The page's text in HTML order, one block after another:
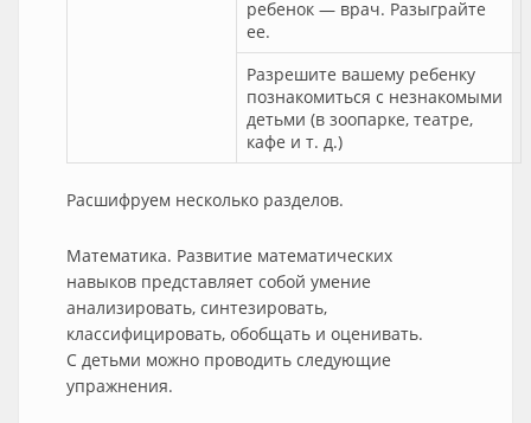
ребенок — врач. Разыграйте
ее.
Разрешите вашему ребенку
познакомиться с незнакомыми
детьми (в зоопарке, театре,
кафе и т. д.)
Расшифруем несколько разделов.
Математика. Развитие математических
навыков представляет собой умение
анализировать, синтезировать,
классифицировать, обобщать и оценивать.
С детьми можно проводить следующие
упражнения.